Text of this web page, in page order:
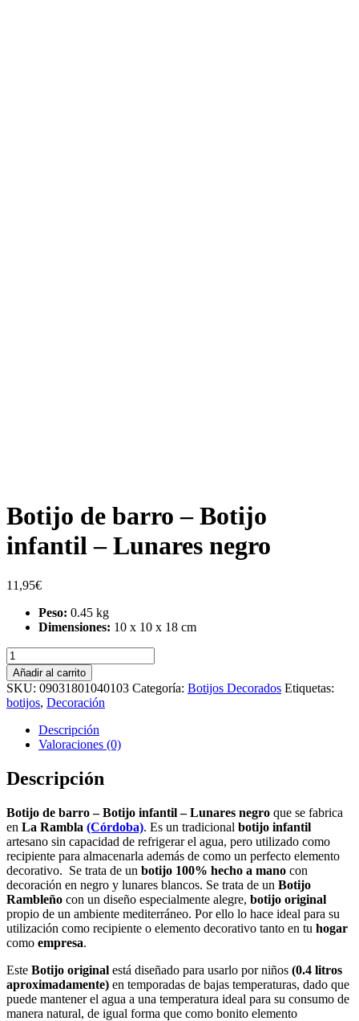
Botijo de barro – Botijo
infantil – Lunares negro
11,95€
Peso: 0.45 kg
Dimensiones: 10 x 10 x 18 cm
Botijo
de
barro
-
Botijo
infantil
Lunares
negro
cantidad
Añadir al carrito
SKU: 09031801040103 Categoría: Botijos Decorados Etiquetas:
botijos, Decoración
Descripción
Valoraciones (0)
Descripción
Botijo de barro – Botijo infantil – Lunares negro que se fabrica
en La Rambla (Córdoba). Es un tradicional botijo infantil
artesano sin capacidad de refrigerar el agua, pero utilizado como
recipiente para almacenarla además de como un perfecto elemento
decorativo. Se trata de un botijo 100% hecho a mano con
decoración en negro y lunares blancos. Se trata de un Botijo
Rambleño con un diseño especialmente alegre, botijo original
propio de un ambiente mediterráneo. Por ello lo hace ideal para su
utilización como recipiente o elemento decorativo tanto en tu hogar
como empresa.
Este Botijo original está diseñado para usarlo por niños (0.4 litros
aproximadamente) en temporadas de bajas temperaturas, dado que
puede mantener el agua a una temperatura ideal para su consumo de
manera natural, de igual forma que como bonito elemento